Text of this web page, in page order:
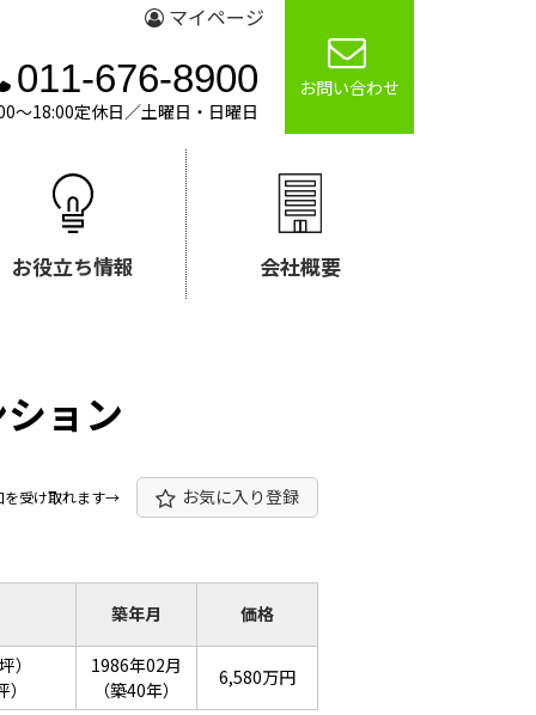
マイページ
011-676-8900
～18:00定休日／土曜日・日曜日
お問い合わせ
お役立ち情報 会社概要
ョン
を受け取れます→ お気に入り登録
築年月 価格
）
1986年02月
（築40年）
6,580万円